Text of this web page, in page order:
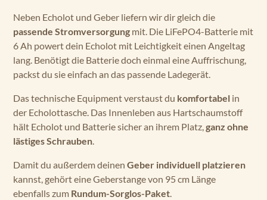
Neben Echolot und Geber liefern wir dir gleich die
passende Stromversorgung mit. Die LiFePO4-Batterie mit
6 Ah powert dein Echolot mit Leichtigkeit einen Angeltag
lang. Benötigt die Batterie doch einmal eine Auffrischung,
packst du sie einfach an das passende Ladegerät.
Das technische Equipment verstaust du komfortabel in
der Echolottasche. Das Innenleben aus Hartschaumstoff
hält Echolot und Batterie sicher an ihrem Platz,ganz ohne
lästiges Schrauben.
Damit du außerdem deinen Geber individuell platzieren
kannst, gehört eine Geberstange von 95 cm Länge
ebenfalls zum Rundum-Sorglos-Paket.